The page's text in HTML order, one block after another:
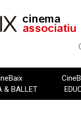
& BALLET